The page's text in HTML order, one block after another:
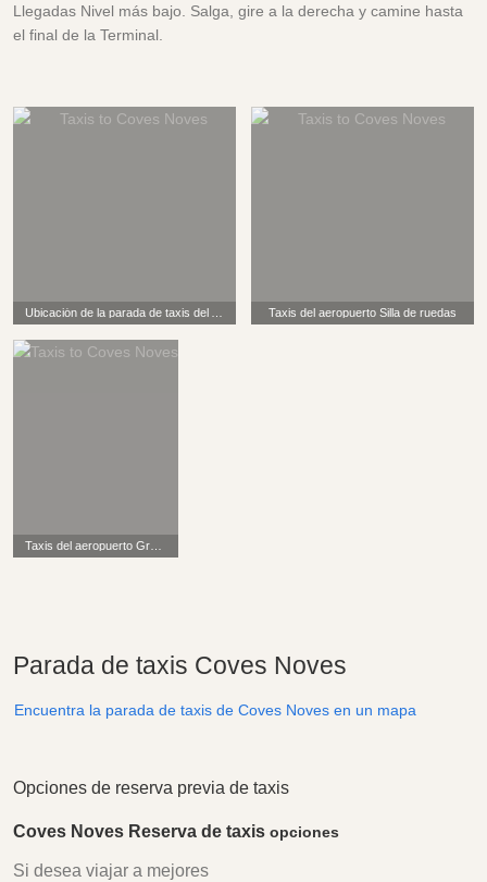
Llegadas Nivel más bajo. Salga, gire a la derecha y camine hasta
el final de la Terminal.
Taxis del aeropuerto Silla de ruedas
Taxis del aeropuerto Grandes/Pequeños todavía SOLO 4
Parada de taxis Coves Noves
Encuentra la parada de taxis de Coves Noves en un mapa
Opciones de reserva previa de taxis
Coves Noves Reserva de taxis opciones
Si desea viajar a mejores